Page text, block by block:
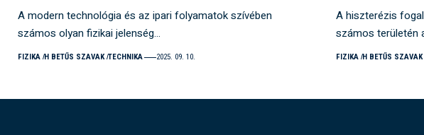
A modern technológia és az ipari folyamatok szívében
számos olyan fizikai jelenség…
FIZIKA H BETŰS SZAVAK TECHNIKA 2025. 09. 10.
A hiszterézis
számos területén
FIZIKA H BETŰS SZAVAK